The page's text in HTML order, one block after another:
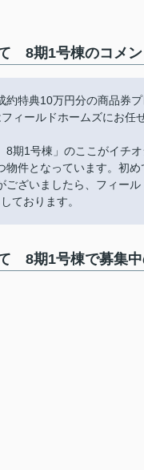
8期1号棟のコメ
特典10万円分の商品券プ
ィールドホームズにお任
期1号棟」のここがイチ
物件となっています。初
ございましたら、フィー
ております。
8期1号棟で募集